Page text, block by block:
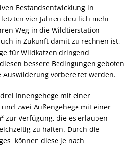
Bestandsentwicklung in
vier Jahren deutlich mehr
Weg in die Wildtierstation
in Zukunft damit zu rechnen ist,
für Wildkatzen dringend
bessere Bedingungen geboten
Auswilderung vorbereitet werden.
Innengehege mit einer
und zwei Außengehege mit einer
zur Verfügung, die es erlauben
zu halten. Durch die
können diese je nach